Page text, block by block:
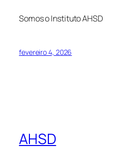
Somos o Instituto AHSD
fevereiro 4, 2026
AHSD